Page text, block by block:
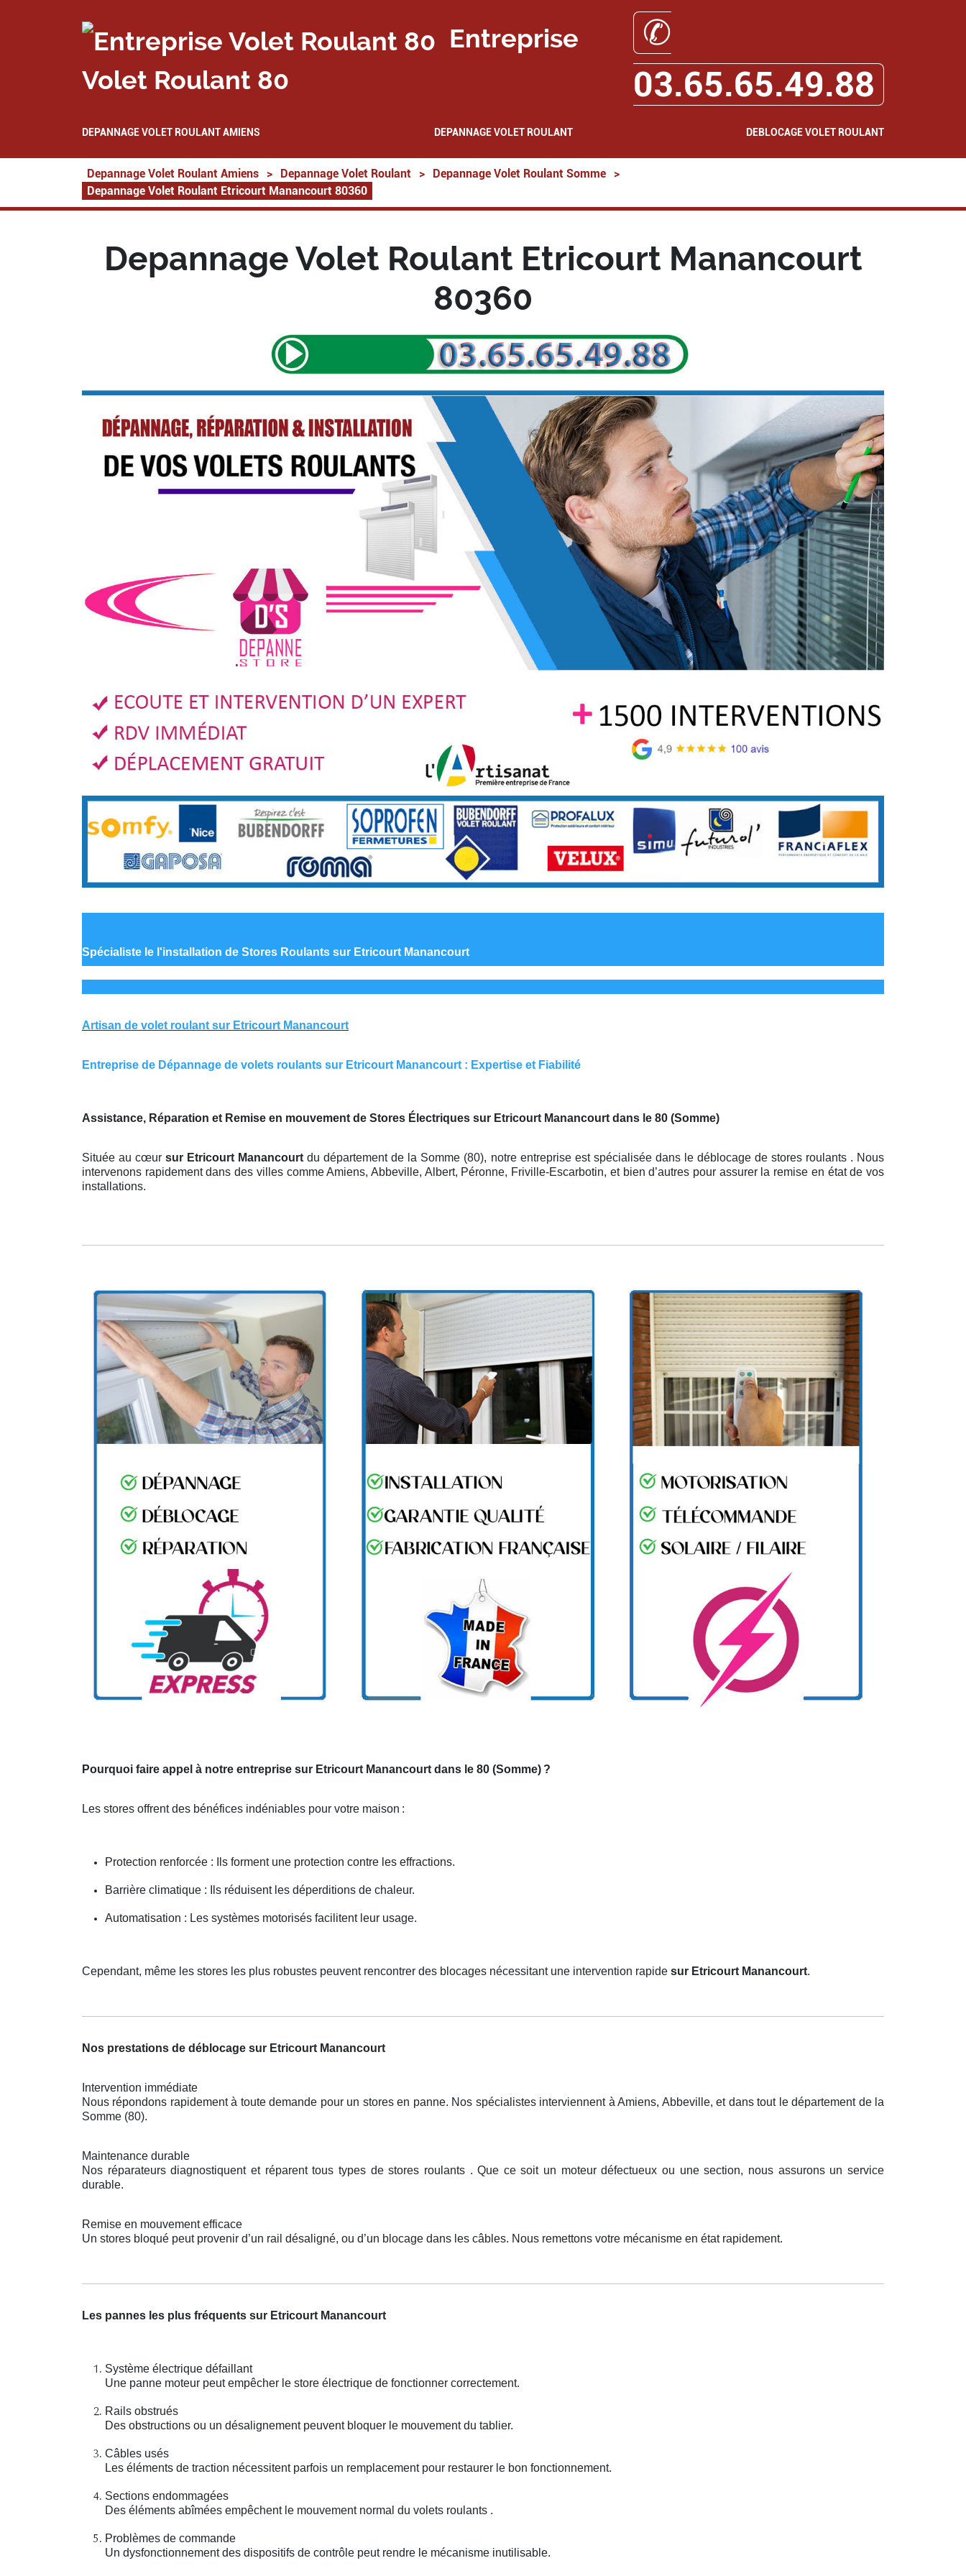
Entreprise
Volet Roulant 80
✆
03.65.65.49.88
DEPANNAGE VOLET ROULANT AMIENS DEPANNAGE VOLET ROULANT DEBLOCAGE VOLET ROULANT
Depannage Volet Roulant Amiens > Depannage Volet Roulant > Depannage Volet Roulant Somme
>
Depannage Volet Roulant Etricourt Manancourt 80360
Depannage Volet Roulant Etricourt Manancourt
80360
Spécialiste le l'installation de Stores Roulants sur Etricourt Manancourt
Artisan de volet roulant sur Etricourt Manancourt
Entreprise de Dépannage de volets roulants sur Etricourt Manancourt : Expertise et Fiabilité
Assistance, Réparation et Remise en mouvement de Stores Électriques sur Etricourt Manancourt dans le 80 (Somme)
Située au cœursur Etricourt Manancourtdu département de la Somme (80), notre entreprise est spécialisée dans le déblocage de stores roulants . Nous
intervenons rapidement dans des villes comme Amiens, Abbeville, Albert, Péronne, Friville-Escarbotin, et bien d’autres pour assurer la remise en état de vos
installations.
Pourquoi faire appel à notre entreprise sur Etricourt Manancourt dans le 80 (Somme) ?
Les stores offrent des bénéfices indéniables pour votre maison :
Protection renforcée : Ils forment une protection contre les effractions.
Barrière climatique : Ils réduisent les déperditions de chaleur.
Automatisation : Les systèmes motorisés facilitent leur usage.
Cependant, même les stores les plus robustes peuvent rencontrer des blocages nécessitant une intervention rapide sur Etricourt Manancourt.
Nos prestations de déblocage sur Etricourt Manancourt
Intervention immédiate
Nous répondons rapidement à toute demande pour un stores en panne. Nos spécialistes interviennent à Amiens, Abbeville, et dans tout le département de la
Somme (80).
Maintenance durable
Nos réparateurs diagnostiquent et réparent tous types de stores roulants . Que ce soit un moteur défectueux ou une section, nous assurons un service
durable.
Remise en mouvement efficace
Un stores bloqué peut provenir d’un rail désaligné, ou d’un blocage dans les câbles. Nous remettons votre mécanisme en état rapidement.
Les pannes les plus fréquents sur Etricourt Manancourt
Système électrique défaillant
Une panne moteur peut empêcher le store électrique de fonctionner correctement.
Rails obstrués
Des obstructions ou un désalignement peuvent bloquer le mouvement du tablier.
Câbles usés
Les éléments de traction nécessitent parfois un remplacement pour restaurer le bon fonctionnement.
Sections endommagées
Des éléments abîmées empêchent le mouvement normal du volets roulants .
Problèmes de commande
Un dysfonctionnement des dispositifs de contrôle peut rendre le mécanisme inutilisable.